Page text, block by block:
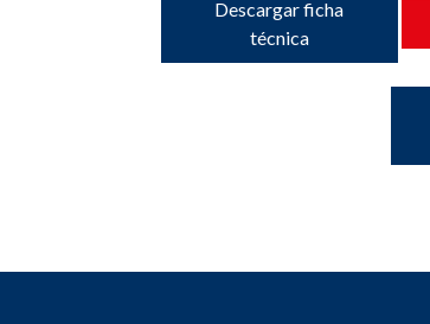
Descargar ficha
técnica